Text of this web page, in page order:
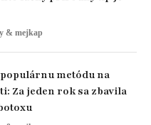
& mejkap
Za jeden rok sa zbavila